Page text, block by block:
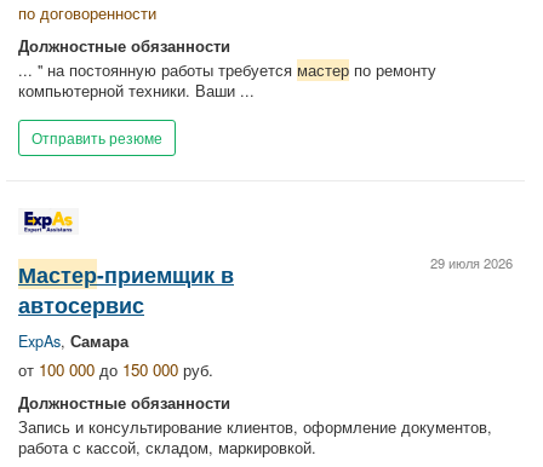
по договоренности
Должностные обязанности
... " на постоянную работы требуется мастер по ремонту
компьютерной техники. Ваши ...
Отправить резюме
29 июля 2026
Мастер-приемщик в
автосервис
ExpAs, Самара
от 100 000 до 150 000 руб.
Должностные обязанности
Запись и консультирование клиентов, оформление документов,
работа с кассой, складом, маркировкой.